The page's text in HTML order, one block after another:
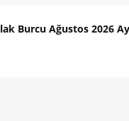
Burcu Ağustos 2026